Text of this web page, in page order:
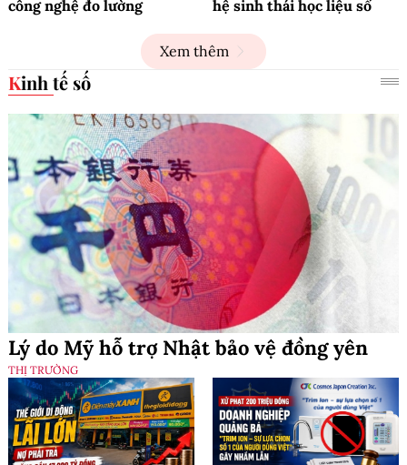
công nghệ đo lường hệ sinh thái học liệu số
Xem thêm
Kinh tế số
Lý do Mỹ hỗ trợ Nhật bảo vệ đồng yên
THỊ TRƯỜNG